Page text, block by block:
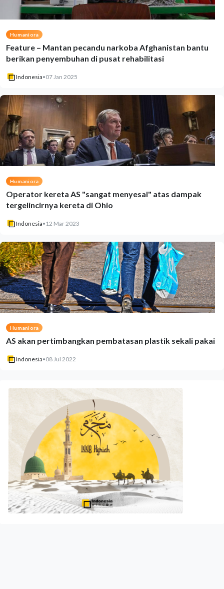
Humaniora
Feature – Mantan pecandu narkoba Afghanistan bantu
berikan penyembuhan di pusat rehabilitasi
Indonesia•07 Jan 2025
Humaniora
Operator kereta AS "sangat menyesal" atas dampak
tergelincirnya kereta di Ohio
Indonesia• 12 Mar 2023
Humaniora
AS akan pertimbangkan pembatasan plastik sekali pakai
Indonesia•08 Jul 2022